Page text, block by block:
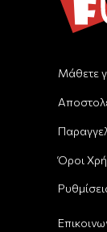
Μάθετε
Όροι